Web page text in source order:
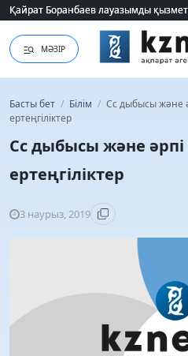
Қайрат Боранбаев лауазымды
Қайрат Боранбаев лауазымды
МӘЗІР
Басты бет / Білім / Сс дыбысы және
ертеңгіліктер
Сс дыбысы және
ертеңгіліктер
3 наурыз, 2019